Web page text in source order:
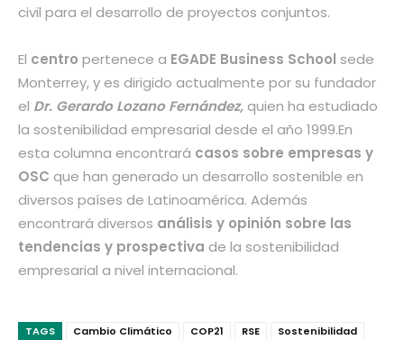
civil para el desarrollo de proyectos conjuntos.
El centro pertenece a EGADE Business School sede
Monterrey, y es dirigido actualmente por su fundador
el Dr. Gerardo Lozano Fernández, quien ha estudiado
la sostenibilidad empresarial desde el año 1999.En
esta columna encontrará casos sobre empresas y
OSC que han generado un desarrollo sostenible en
diversos países de Latinoamérica. Además
encontrará diversos análisis y opinión sobre las
tendencias y prospectiva de la sostenibilidad
empresarial a nivel internacional.
TAGS Cambio Climático COP21 RSE
Sostenibilidad